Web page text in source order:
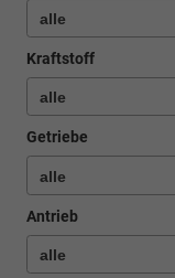
Kraftstoff
Getriebe
Antrieb